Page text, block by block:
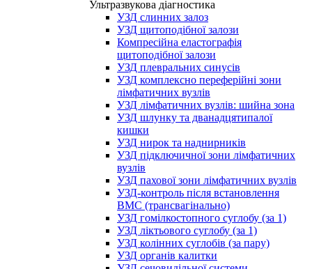
Ультразвукова діагностика
УЗД слинних залоз
УЗД щитоподібної залози
Компресійна еластографія
щитоподібної залози
УЗД плевральних синусів
УЗД комплексно переферійні зони
лімфатичних вузлів
УЗД лімфатичних вузлів: шийна зона
УЗД шлунку та дванадцятипалої
кишки
УЗД нирок та наднирників
УЗД підключичної зони лімфатичних
вузлів
УЗД пахової зони лімфатичних вузлів
УЗД-контроль після встановлення
ВМС (трансвагінально)
УЗД гомілкостопного суглобу (за 1)
УЗД ліктьового суглобу (за 1)
УЗД колінних суглобів (за пару)
УЗД органів калитки